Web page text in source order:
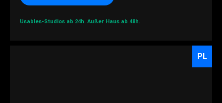
Usables-Studios ab 24h. Außer Haus ab 48h.
PL